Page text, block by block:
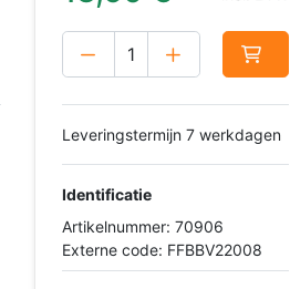
Leveringstermijn 7 werkdagen
Identificatie
Artikelnummer: 70906
Externe code: FFBBV22008